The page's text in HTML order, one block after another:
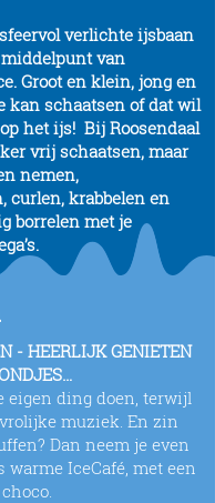
verlichte ijsbaan
van
Groot en klein, jong en
kan schaatsen of dat wil
het ijs! Bij Roosendaal
vrij schaatsen, maar
nemen,
curlen, krabbelen en
borrelen met je
- HEERLIJK GENIETEN
eigen ding doen, terwijl
muziek. En zin
Dan neem je even
warme IceCafé, met een